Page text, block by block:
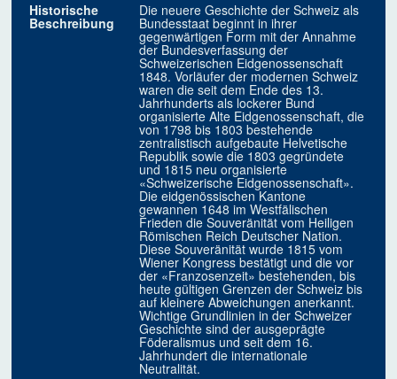
Historische
Beschreibung
Die neuere Geschichte der Schweiz als
Bundesstaat beginnt in ihrer
gegenwärtigen Form mit der Annahme
der Bundesverfassung der
Schweizerischen Eidgenossenschaft
1848. Vorläufer der modernen Schweiz
waren die seit dem Ende des 13.
Jahrhunderts als lockerer Bund
organisierte Alte Eidgenossenschaft, die
von 1798 bis 1803 bestehende
zentralistisch aufgebaute Helvetische
Republik sowie die 1803 gegründete
und 1815 neu organisierte
«Schweizerische Eidgenossenschaft».
Die eidgenössischen Kantone
gewannen 1648 im Westfälischen
Frieden die Souveränität vom Heiligen
Römischen Reich Deutscher Nation.
Diese Souveränität wurde 1815 vom
Wiener Kongress bestätigt und die vor
der «Franzosenzeit» bestehenden, bis
heute gültigen Grenzen der Schweiz bis
auf kleinere Abweichungen anerkannt.
Wichtige Grundlinien in der Schweizer
Geschichte sind der ausgeprägte
Föderalismus und seit dem 16.
Jahrhundert die internationale
Neutralität.